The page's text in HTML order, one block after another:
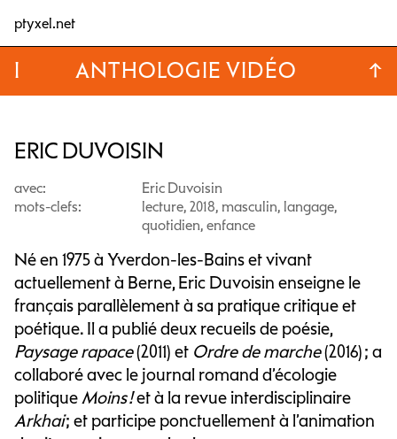
ptyxel.net
I ANTHOLOGIE VIDÉO ↑
ERIC DUVOISIN
avec:
Eric Duvoisin
mots-clefs:
lecture, 2018, masculin, langage,
quotidien, enfance
Né en 1975 à Yverdon-les-Bains et vivant
actuellement à Berne, Eric Duvoisin enseigne le
français parallèlement à sa pratique critique et
poétique. Il a publié deux recueils de poésie,
Paysage rapace(2011) et Ordre de marche(2016) ; a
collaboré avec le journal romand d’écologie
politiqueMoins !et à la revue interdisciplinaire
Arkhai; et participe ponctuellement à l’animation